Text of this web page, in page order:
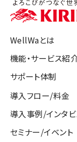
個人情報保護
きましては、一
合がございます。
ォームを開い
続が切れる設定
い。
WellWaとは
機能・サービス紹
サポート体制
導入フロー/料金
導入事例/インタ
セミナー/イベント